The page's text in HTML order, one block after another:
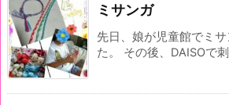
ミサンガ
先日、娘が児童館でミ
た。 その後、DAISOで